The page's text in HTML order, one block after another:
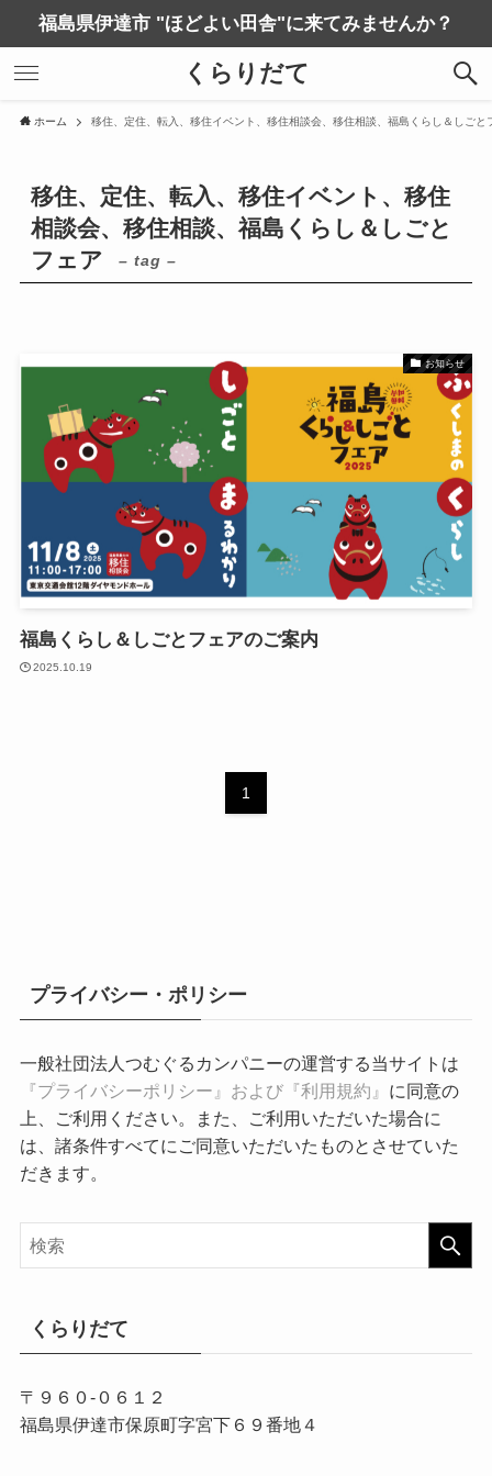
福島県伊達市 "ほどよい田舎"に来てみませんか？
くらりだて
ホーム 移住、定住、転入、移住イベント、移住相談会、移住相談、福島くらし＆しごと
移住、定住、転入、移住イベント、移住
相談会、移住相談、福島くらし＆しごと
フェア
– tag –
お知らせ
福島くらし＆しごとフェアのご案内
2025.10.19
1
プライバシー・ポリシー
一般社団法人つむぐるカンパニーの運営する当サイトは
『プライバシーポリシー』および『利用規約』 に同意の
上、ご利用ください。また、ご利用いただいた場合に
は、諸条件すべてにご同意いただいたものとさせていた
だきます。
くらりだて
〒９６０-０６１２
福島県伊達市保原町字宮下６９番地４